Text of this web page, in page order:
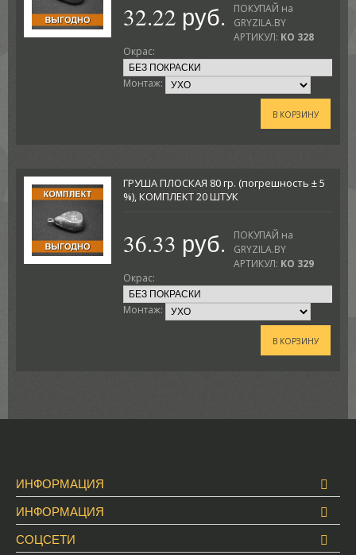
32.22 руб.
ПОКУПАЙ на
GRYZILA.BY
АРТИКУЛ: KO 328
Окрас:
Монтаж:
В КОРЗИНУ
ГРУША ПЛОСКАЯ 80 гр. (погрешность ± 5
%), КОМПЛЕКТ 20 ШТУК
36.33 руб.
ПОКУПАЙ на
GRYZILA.BY
АРТИКУЛ: KO 329
Окрас:
Монтаж:
В КОРЗИНУ
ИНФОРМАЦИЯ
ИНФОРМАЦИЯ
СОЦСЕТИ